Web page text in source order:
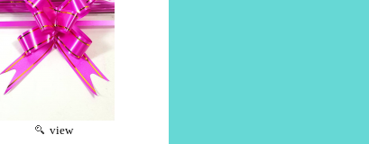
view